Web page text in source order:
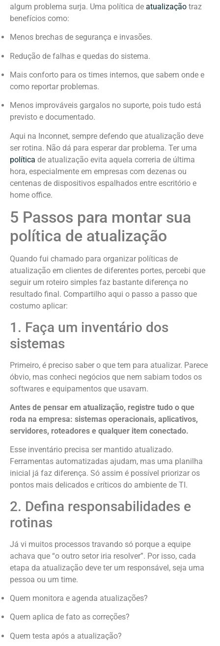
algum problema surja. Uma política de atualização traz
benefícios como:
Menos brechas de segurança e invasões.
Redução de falhas e quedas do sistema.
Mais conforto para os times internos, que sabem onde e
como reportar problemas.
Menos improváveis gargalos no suporte, pois tudo está
previsto e documentado.
Aqui na Inconnet, sempre defendo que atualização deve
ser rotina. Não dá para esperar dar problema. Ter uma
política de atualização evita aquela correria de última
hora, especialmente em empresas com dezenas ou
centenas de dispositivos espalhados entre escritório e
home office.
5 Passos para montar sua
política de atualização
Quando fui chamado para organizar políticas de
atualização em clientes de diferentes portes, percebi que
seguir um roteiro simples faz bastante diferença no
resultado final. Compartilho aqui o passo a passo que
costumo aplicar:
1. Faça um inventário dos
sistemas
Primeiro, é preciso saber o que tem para atualizar. Parece
óbvio, mas conheci negócios que nem sabiam todos os
softwares e equipamentos que usavam.
Antes de pensar em atualização, registre tudo o que
roda na empresa: sistemas operacionais, aplicativos,
servidores, roteadores e qualquer item conectado.
Esse inventário precisa ser mantido atualizado.
Ferramentas automatizadas ajudam, mas uma planilha
inicial já faz diferença. Só assim é possível priorizar os
pontos mais delicados e críticos do ambiente de TI.
2. Defina responsabilidades e
rotinas
Já vi muitos processos travando só porque a equipe
achava que “o outro setor iria resolver”. Por isso, cada
etapa da atualização deve ter um responsável, seja uma
pessoa ou um time.
Quem monitora e agenda atualizações?
Quem aplica de fato as correções?
Quem testa após a atualização?